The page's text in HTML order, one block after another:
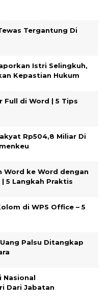
Tergantung Di
Istri Selingkuh,
Kepastian Hukum
Full di Word | 5 Tips
Rp504,8 Miliar Di
Word ke Word dengan
5 Langkah Praktis
di WPS Office – 5
Palsu Ditangkap
Nasional
Dari Jabatan